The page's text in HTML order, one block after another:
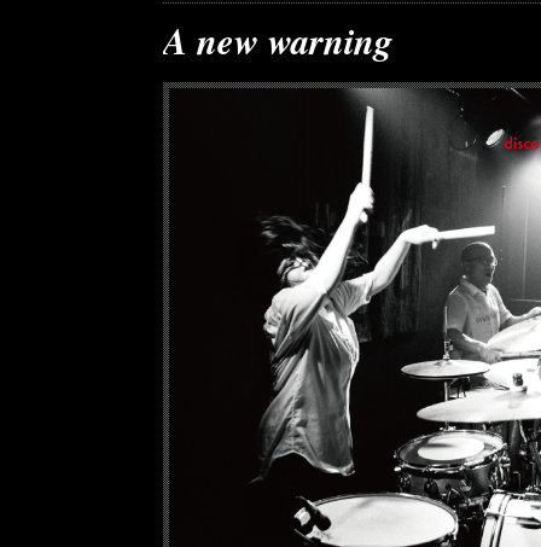
A new warning